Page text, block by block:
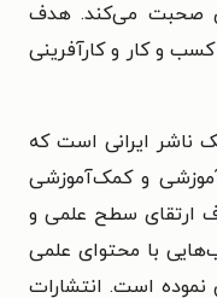
صحبت می‌کند. هدف
و کار و کارآفرینی
ناشر ایرانی است که
و کمک‌آموزشی
ارتقای سطح علمی و
با محتوای علمی
است. انتشارات